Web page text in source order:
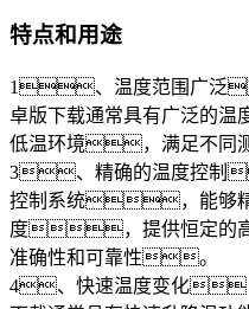
特点和用途
1、温度范围广泛
卓版下载通常具有广泛的
低温环境，满足不同
3、精确的温度控制
控制系统，能够精
度，提供恒定的
准确性和可靠性。
4、快速温度变化